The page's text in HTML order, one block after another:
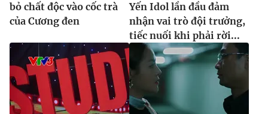
bỏ chất độc vào cốc trà
của Cương đen
Yến Idol lần đầu đảm
nhận vai trò đội trưởng,
tiếc nuối khi phải rời...